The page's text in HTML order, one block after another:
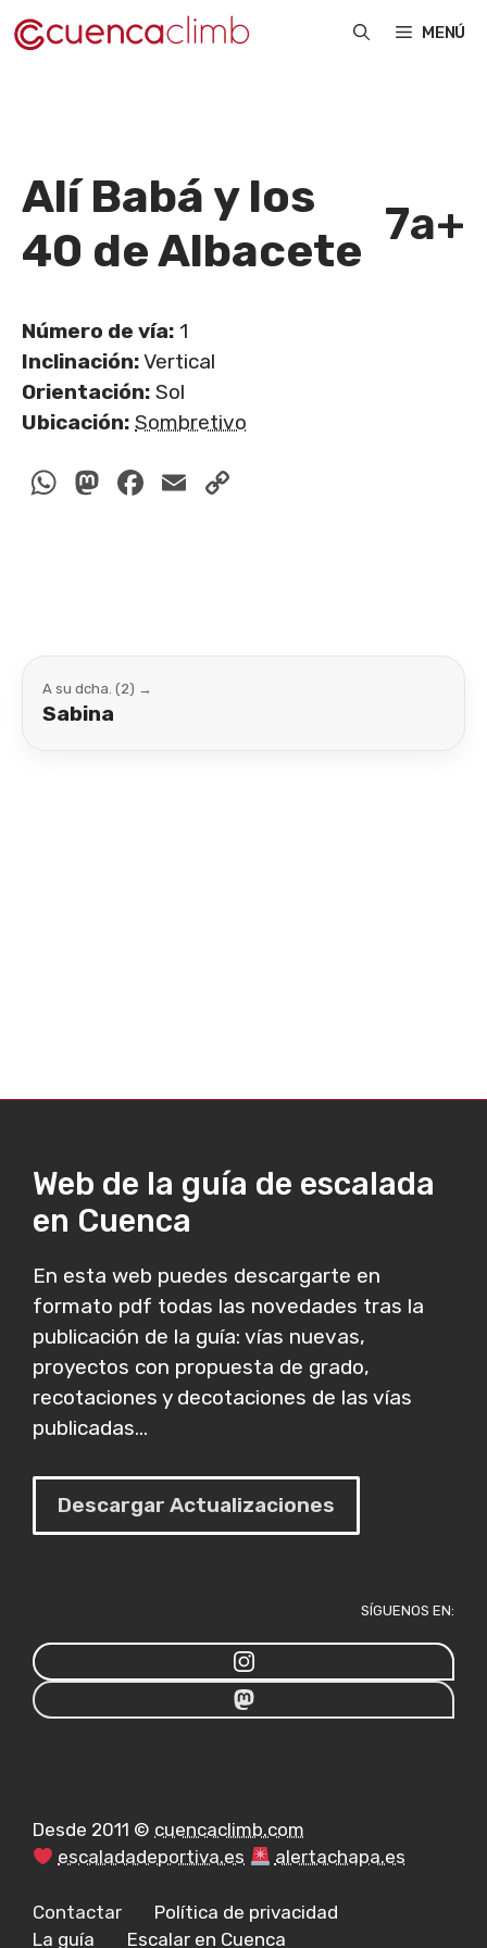
Saltar
al
MENÚ
Alí Babá y los
40 de Albacete 7a+
Número de vía: 1
Inclinación:Vertical
Orientación: Sol
Ubicación: Sombretivo
WhatsApp
Mastodon
Facebook
Email
A su dcha. (2) →
Sabina
Web de la guía de escalada
en Cuenca
En esta web puedes descargarte en
formato pdf todas las novedades tras la
publicación de la guía: vías nuevas,
proyectos con propuesta de grado,
recotaciones y decotaciones de las vías
publicadas...
Descargar Actualizaciones
SÍGUENOS EN:
Desde 2011 © cuencaclimb.com
escaladadeportiva.es
alertachapa.es
Contactar
Política de privacidad
La guía
Escalar en Cuenca